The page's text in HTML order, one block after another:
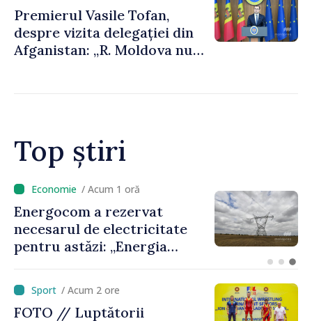
Premierul Vasile Tofan,
despre vizita delegației din
Afganistan: „R. Moldova nu
instituțională”
Top știri
/ Acum 21 minute
VIDEO // Peste 2 000 de
militari vor defila de Ziua
Independenței în PMAN.
„Un omagiu celor care au
luptat pentru libertate”
/ Acum 2 ore
FOTO // Luptătorii